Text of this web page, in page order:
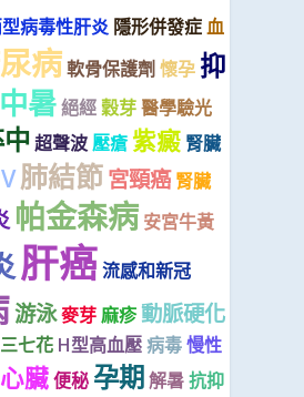
病毒性肝炎 隱形併發症血
病軟骨保護劑 懷孕 抑
中暑絕經穀芽醫學驗光
超聲波壓瘡紫癜 腎臟
肺結節宮頸癌 腎臟
帕金森病 安宮牛黃
肝癌流感和新冠
游泳麥芽麻疹動脈硬化
三七花 H型高血壓病毒慢性
心臟便秘 孕期 解暑抗抑